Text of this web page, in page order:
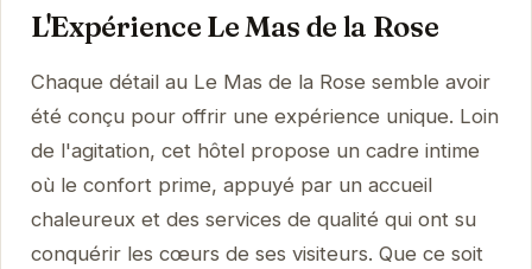
L'Expérience Le Mas de la Rose
Chaque détail au Le Mas de la Rose semble avoir
été conçu pour offrir une expérience unique. Loin
de l'agitation, cet hôtel propose un cadre intime
où le confort prime, appuyé par un accueil
chaleureux et des services de qualité qui ont su
conquérir les cœurs de ses visiteurs. Que ce soit